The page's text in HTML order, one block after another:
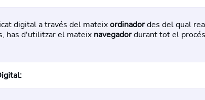
digital a través del mateixordinadordes del qual
has d'utilitzar el mateix navegadordurant tot el